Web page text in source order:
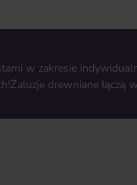
w zakresie
drewniane łączą